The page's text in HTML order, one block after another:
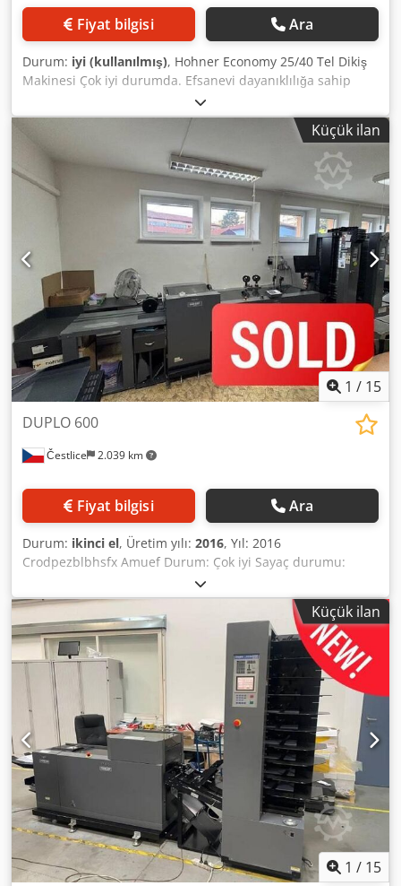
Fiyat bilgisi Ara
Durum: iyi (kullanılmış), Hohner Economy 25/40 Tel Dikiş
Makinesi Çok iyi durumda. Efsanevi dayanıklılığa sahip
güvenilir bir makine. Teknik özellikler: Codjzhi Uwepfx
Amuerf Kapasite: 206 çevrim/dakika Dikiş kalınlığı: 25mm
(alttan zımbalama olmadan 40mm'ye kadar delme) Tel
çapı: maks. 1mm Güç kaynağı: 380V Ağırlık: 240kg
Makinede blok ve kitapçık dikişi için ayarlanabilir masa
bulunmaktadır.
Küçük ilan
1 / 15
Čestlice 2.039 km
DUPLO 600
Fiyat bilgisi Ara
Durum: ikinci el, Üretim yılı: 2016, Yıl: 2016
Crodpezblbhsfx Amuef Durum: Çok iyi Sayaç durumu:
10.400 Konfigürasyon: - 2x DSC 10/60 (20 istasyon) - LUL -
Manuel onay için HM modülü - DBM 600 - Dikiş ve katlama
modülü - DBM 600T - Ön kesim - 2x Hohner 43/6S dikiş
kafası - Uzun boşaltıcı + doz sayacı
Küçük ilan
1 / 15